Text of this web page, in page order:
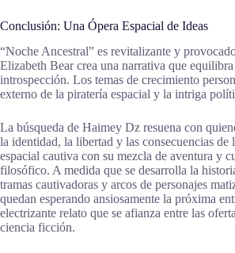
Conclusión: Una Ópera Espacial de Ideas
“Noche Ancestral” es revitalizante y
Elizabeth Bear crea una narrativa que
introspección. Los temas de crecimiento
externo de la piratería espacial y la intriga
La búsqueda de Haimey Dz resuena con
la identidad, la libertad y las consecuencias de
espacial cautiva con su mezcla de aventura y
filosófico. A medida que se desarrolla la
tramas cautivadoras y arcos de personajes
quedan esperando ansiosamente la próxima
electrizante relato que se afianza entre las
ciencia ficción.